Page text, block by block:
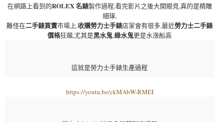
在網路上看到的ROLEX 名錶製作過程,看完影片之後大開眼見,真的是精雕
細琢,
難怪在二手錶買賣市場上,收購勞力士手錶店家會有很多,最近勞力士二手錶
價格狂飆,尤其是黑水鬼;綠水鬼更是水漲船高
這就是勞力士手錶生產過程
https://youtu.be/ckMAbW-RMEI